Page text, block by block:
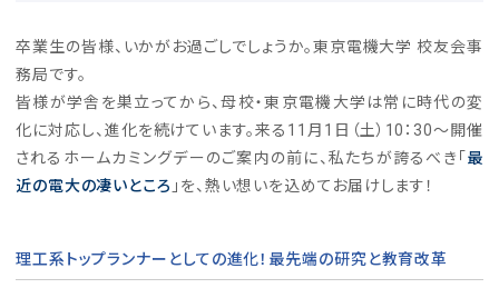
卒業生の皆様、いかがお過ごしでしょうか。東京電機大学 校友会事
務局です。
皆様が学舎を巣立ってから、母校・東京電機大学は常に時代の変
化に対応し、進化を続けています。来る11月1日（土）10：30～開催
されるホームカミングデーのご案内の前に、私たちが誇るべき「 最
近の電大の凄いところ 」を、熱い想いを込めてお届けします！
理工系トップランナーとしての進化！最先端の研究と教育改革